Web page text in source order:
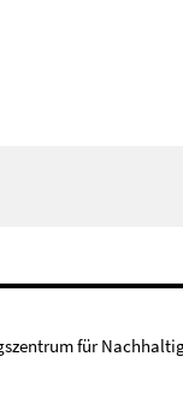
für